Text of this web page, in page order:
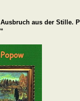
aus der Stille.